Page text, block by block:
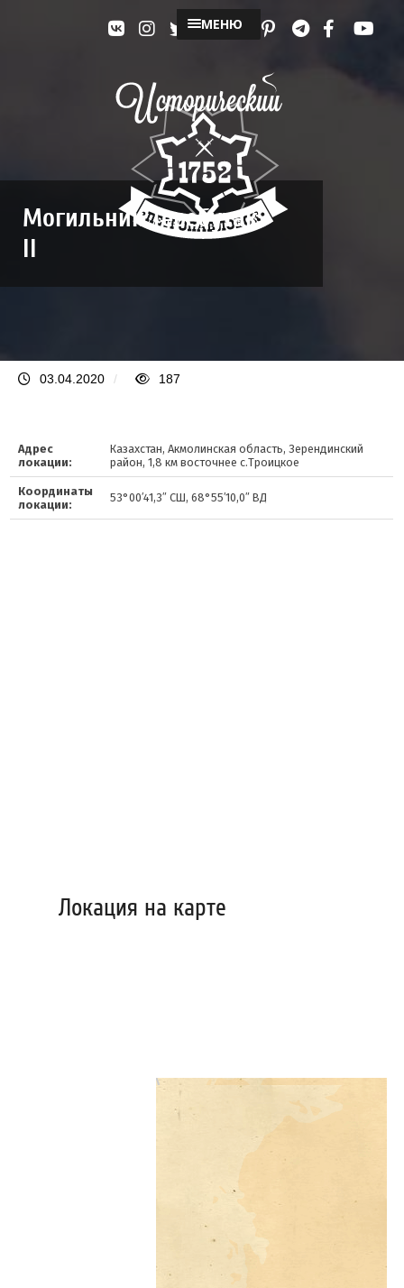
МЕНЮ
Могильник Теребутак
II
03.04.2020 / 187
Адрес
локации:
Казахстан, Акмолинская область, Зерендинский
район, 1,8 км восточнее с.Троицкое
Координаты
локации:
53°00′41,3″ СШ, 68°55′10,0″ ВД
Локация на карте